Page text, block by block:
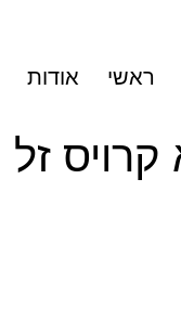
ראשי אודות
קרויס זל